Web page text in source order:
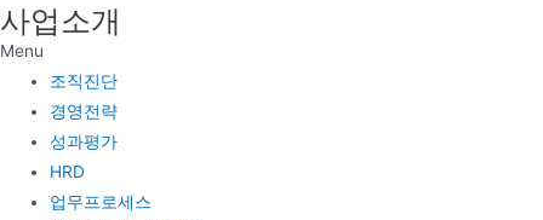
사업소개
Menu
조직진단
경영전략
성과평가
HRD
업무프로세스